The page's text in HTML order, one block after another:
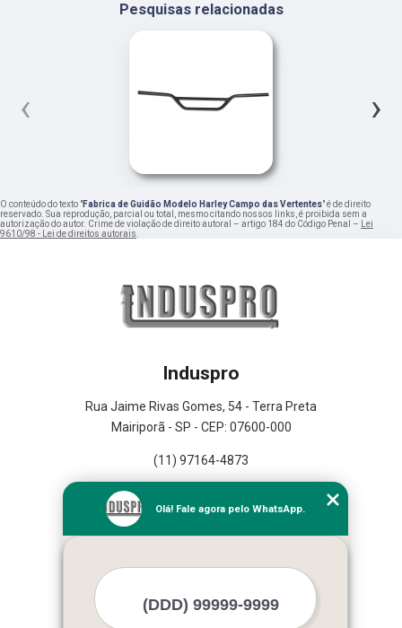
Pesquisas relacionadas
‹ ›
O conteúdo do texto "Fabrica de Guidão Modelo Harley Campo das Vertentes" é de direito
reservado. Sua reprodução, parcial ou total, mesmo citando nossos links, é proibida sem a
autorização do autor. Crime de violação de direito autoral – artigo 184 do Código Penal – Lei
9610/98 - Lei de direitos autorais.
Induspro
Rua Jaime Rivas Gomes, 54 - Terra Preta
Mairiporã - SP - CEP: 07600-000
(11) 97164-4873
Empresa
Missão
Mapa do site
Mais Serviços
Olá! Fale agora pelo WhatsApp.